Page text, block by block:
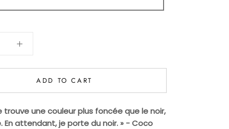
ADD TO CART
trouve une couleur plus foncée que le noir,
En attendant, je porte du noir. » - Coco